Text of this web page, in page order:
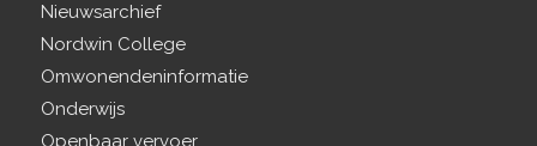
Nieuwsarchief
Nordwin College
Omwonendeninformatie
Onderwijs
Openbaar vervoer